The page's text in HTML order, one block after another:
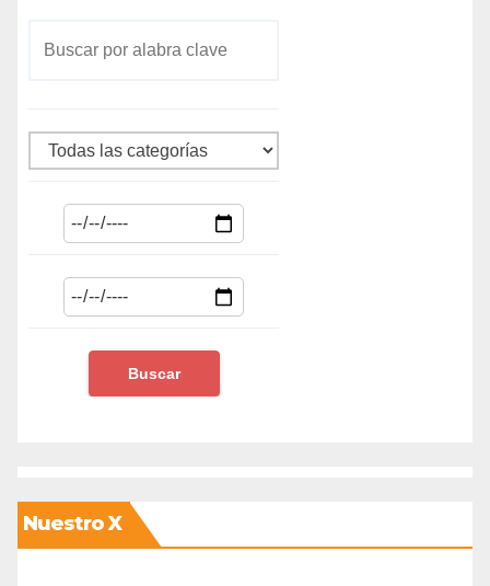
Nuestro X